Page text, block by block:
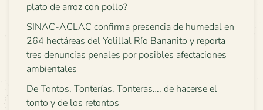
plato de arroz con pollo?
SINAC-ACLAC confirma presencia de humedal en
264 hectáreas del Yolillal Río Bananito y reporta
tres denuncias penales por posibles afectaciones
ambientales
De Tontos, Tonterías, Tonteras…, de hacerse el
tonto y de los retontos